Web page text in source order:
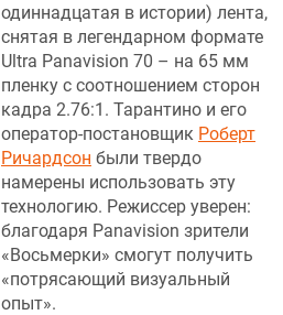
одиннадцатая в истории) лента,
снятая в легендарном формате
Ultra Panavision 70 – на 65 мм
пленку с соотношением сторон
кадра 2.76:1. Тарантино и его
оператор-постановщик Роберт
Ричардсон были твердо
намерены использовать эту
технологию. Режиссер уверен:
благодаря Panavision зрители
«Восьмерки» смогут получить
«потрясающий визуальный
опыт».